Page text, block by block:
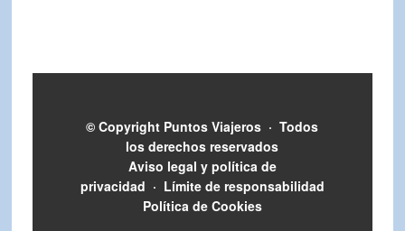
© Copyright Puntos Viajeros · Todos
los derechos reservados
Aviso legal y política de
privacidad · Límite de responsabilidad
Política de Cookies